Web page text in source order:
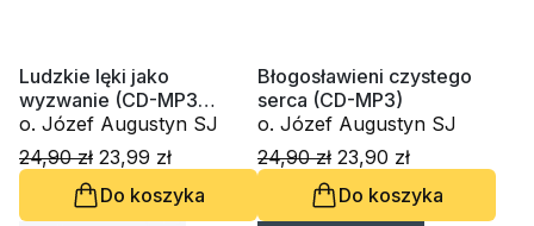
Ludzkie lęki jako
wyzwanie (CD-MP3
audiobook)
o. Józef Augustyn SJ
24,90 zł 23,99 zł
Do koszyka
Błogosławieni czystego
serca (CD-MP3)
o. Józef Augustyn SJ
24,90 zł 23,90 zł
Do koszyka